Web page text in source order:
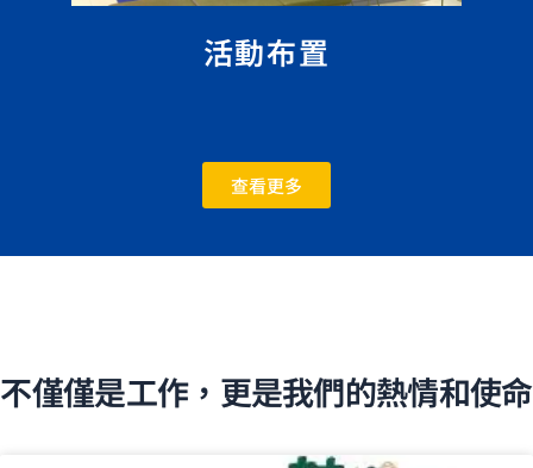
活動布置
查看更多
不僅僅是工作，更是我們的熱情和使命